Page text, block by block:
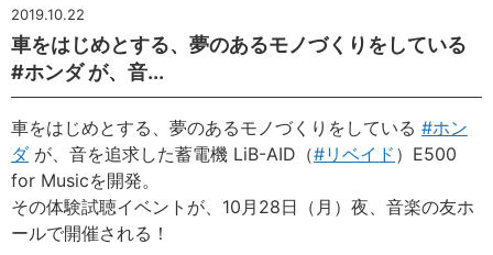
2019.10.22
車をはじめとする、夢のあるモノづくりをしている
#ホンダ が、音...
車をはじめとする、夢のあるモノづくりをしている #ホン
ダが、音を追求した蓄電機 LiB-AID（#リベイド ）E500
for Musicを開発。
その体験試聴イベントが、10月28日（月）夜、音楽の友ホ
ールで開催される！